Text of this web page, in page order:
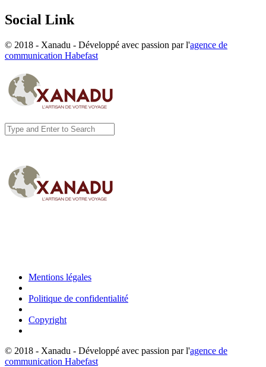
Social Link
© 2018 - Xanadu - Développé avec passion par l'agence de
communication Habefast
Mentions légales
Politique de confidentialité
Copyright
© 2018 - Xanadu - Développé avec passion par l'agence de
communication Habefast